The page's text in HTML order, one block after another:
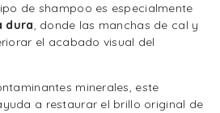
de shampoo es especialmente
dura, donde las manchas de cal y
el acabado visual del
minerales, este
a restaurar el brillo original de